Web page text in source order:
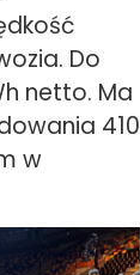
Do
netto. Ma
410
w